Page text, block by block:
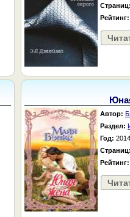
Страниц:
Рейтинг:
Автор:
Раздел:
Год: 2014
Страниц:
Рейтинг: